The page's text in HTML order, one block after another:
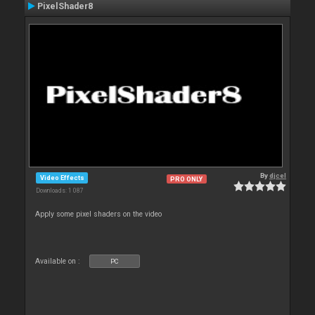
PixelShader8
Video Effects
Downloads: 1 087
PRO ONLY Bydjcel
Apply some pixel shaders on the video
Available on : PC